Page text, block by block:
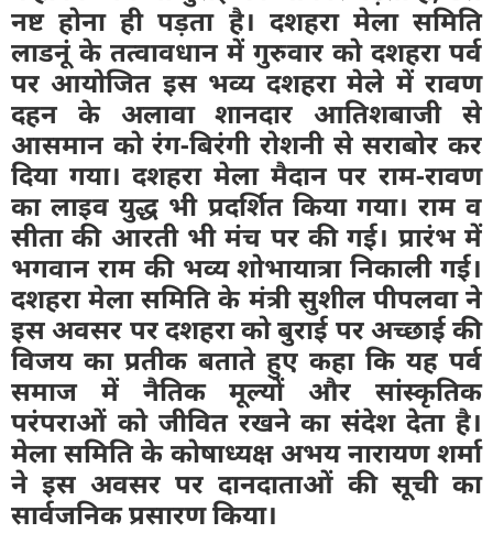
नष्ट होना ही पड़ता है। दशहरा मेला समिति
लाडनूं के तत्वावधान में गुरुवार को दशहरा पर्व
पर आयोजित इस भव्य दशहरा मेले में रावण
दहन के अलावा शानदार आतिशबाजी से
आसमान को रंग-बिरंगी रोशनी से सराबोर कर
दिया गया। दशहरा मेला मैदान पर राम-रावण
का लाइव युद्ध भी प्रदर्शित किया गया। राम व
सीता की आरती भी मंच पर की गई। प्रारंभ में
भगवान राम की भव्य शोभायात्रा निकाली गई।
दशहरा मेला समिति के मंत्री सुशील पीपलवा ने
इस अवसर पर दशहरा को बुराई पर अच्छाई की
विजय का प्रतीक बताते हुए कहा कि यह पर्व
समाज में नैतिक मूल्यों और सांस्कृतिक
परंपराओं को जीवित रखने का संदेश देता है।
मेला समिति के कोषाध्यक्ष अभय नारायण शर्मा
ने इस अवसर पर दानदाताओं की सूची का
सार्वजनिक प्रसारण किया।